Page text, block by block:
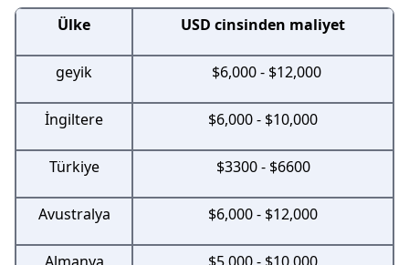
Ülke USD cinsinden maliyet
geyik $6,000 - $12,000
İngiltere $6,000 - $10,000
Türkiye $3300 - $6600
Avustralya $6,000 - $12,000